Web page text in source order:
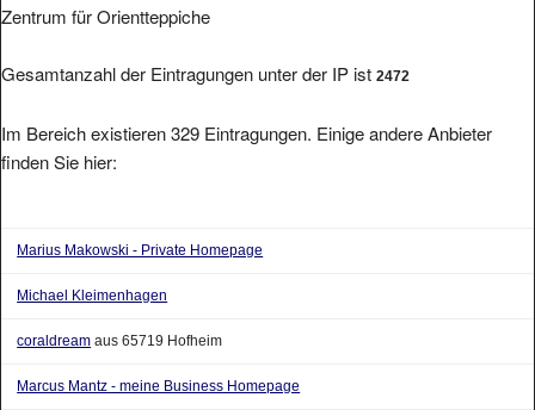
Zentrum für Orientteppiche
Gesamtanzahl der Eintragungen unter der IP ist 2472
Im Bereich existieren 329 Eintragungen. Einige andere Anbieter
finden Sie hier:
Marius Makowski - Private Homepage
Michael Kleimenhagen
coraldream aus 65719 Hofheim
Marcus Mantz - meine Business Homepage